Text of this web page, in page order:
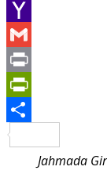
Email
Yahoo
Mail
Gmail
Print
PrintFriendly
Jahmada